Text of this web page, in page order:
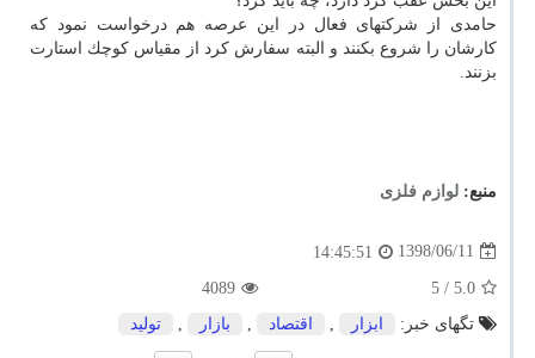
حامدی از شركت‎های فعال در این عرصه هم درخواست نمود كه
كارشان را شروع بكنند و البته سفارش كرد از مقیاس كوچك استارت
بزنند.
منبع: لوازم فلزی
1398/06/11
14:45:51
5.0
/ 5
4089
تگهای خبر:
ابزار , اقتصاد , بازار , تولید